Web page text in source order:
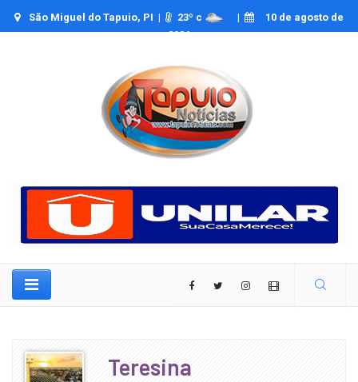
São Miguel do Tapuio, PI | 23º c |
10 de agosto de
2026
Teresina